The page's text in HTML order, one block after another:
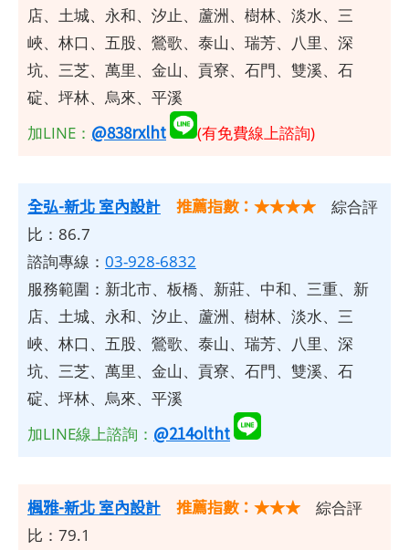
店、土城、永和、汐止、蘆洲、樹林、淡水、三
峽、林口、五股、鶯歌、泰山、瑞芳、八里、深
坑、三芝、萬里、金山、貢寮、石門、雙溪、石
碇、坪林、烏來、平溪
加LINE： @838rxlht (有免費線上諮詢)
全弘-新北 室內設計 推薦指數：★★★★ 綜合評
比：86.7
諮詢專線： 03-928-6832
服務範圍：新北市、板橋、新莊、中和、三重、新
店、土城、永和、汐止、蘆洲、樹林、淡水、三
峽、林口、五股、鶯歌、泰山、瑞芳、八里、深
坑、三芝、萬里、金山、貢寮、石門、雙溪、石
碇、坪林、烏來、平溪
加LINE線上諮詢： @214oltht
楓雅-新北 室內設計 推薦指數：★★★ 綜合評
比：79.1